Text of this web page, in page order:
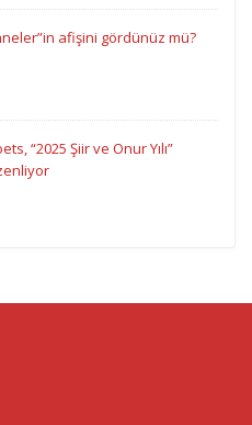
afişini gördünüz mü?
“2025 Şiir ve Onur Yılı”